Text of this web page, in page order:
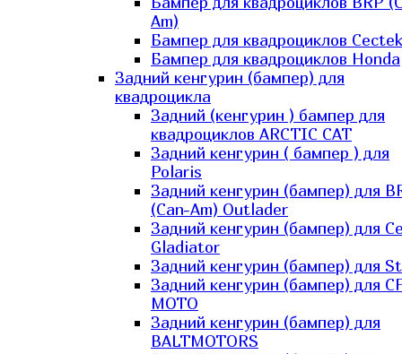
Am)
Бампер для квадроциклов Cectek
Бампер для квадроциклов Honda
Задний кенгурин (бампер) для
квадроцикла
Задний (кенгурин ) бампер для
квадроциклов ARCTIC CAT
Задний кенгурин ( бампер ) для
Polaris
Задний кенгурин (бампер) для
(Can-Am) Outlader
Задний кенгурин (бампер) для
Gladiator
Задний кенгурин (бампер) для
Задний кенгурин (бампер) для
MOTO
Задний кенгурин (бампер) для
BALTMOTORS